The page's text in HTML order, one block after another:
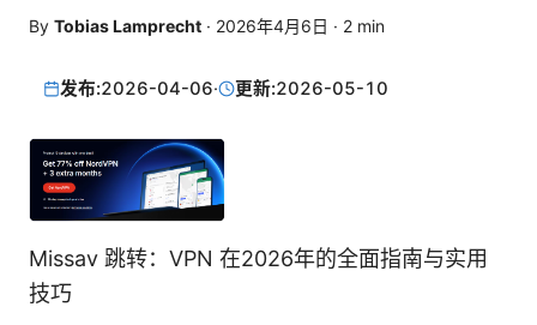
By Tobias Lamprecht · 2026年4月6日 · 2 min
发布:2026-04-06· 更新:2026-05-10
Missav 跳转：VPN 在2026年的全面指南与实用
技巧